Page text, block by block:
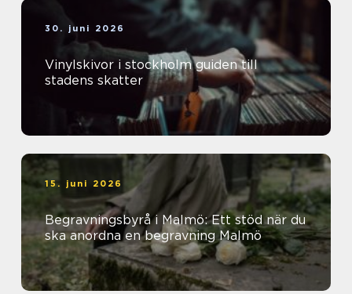
30. juni 2026
Vinylskivor i stockholm guiden till
stadens skatter
15. juni 2026
Begravningsbyrå i Malmö: Ett stöd när du
ska anordna en begravning Malmö